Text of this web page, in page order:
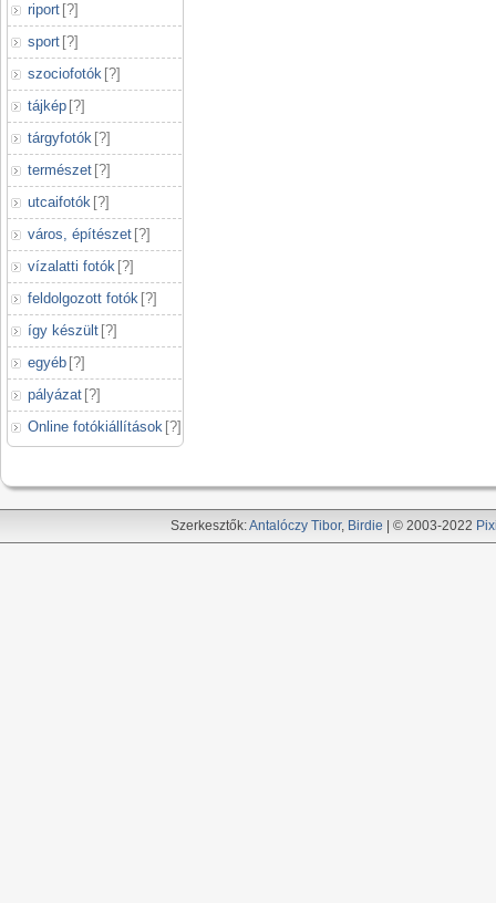
riport [?]
sport [?]
szociofotók [?]
tájkép [?]
tárgyfotók [?]
természet [?]
utcaifotók [?]
város, építészet [?]
vízalatti fotók [?]
feldolgozott fotók [?]
így készült [?]
egyéb [?]
pályázat [?]
Online fotókiállítások [?]
Szerkesztők:Antalóczy Tibor, Birdie | © 2003-2022